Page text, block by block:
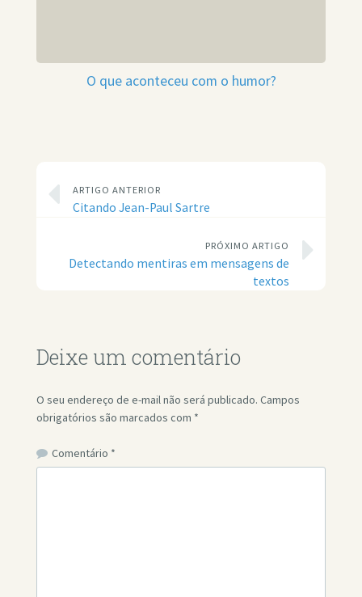
O que aconteceu com o humor?
ARTIGO ANTERIOR
Citando Jean-Paul Sartre
PRÓXIMO ARTIGO
Detectando mentiras em mensagens de
textos
Deixe um comentário
O seu endereço de e-mail não será publicado. Campos
obrigatórios são marcados com *
Comentário *